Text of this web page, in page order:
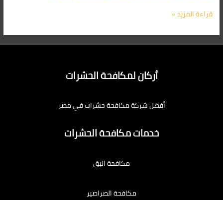
قراءة المزيد »
أركان لمكافحة الحشرات
أفضل شركة مكافحة حشرات في مصر
خدمات مكافحة الحشرات
مكافحة البق
مكافحة الصراصير